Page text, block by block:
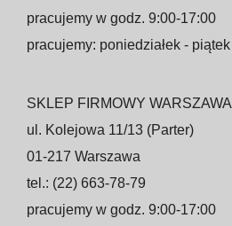
pracujemy w godz. 9:00-17:00
pracujemy: poniedziałek - piątek
SKLEP FIRMOWY WARSZAWA
ul. Kolejowa 11/13 (Parter)
01-217 Warszawa
tel.: (22) 663-78-79
pracujemy w godz. 9:00-17:00